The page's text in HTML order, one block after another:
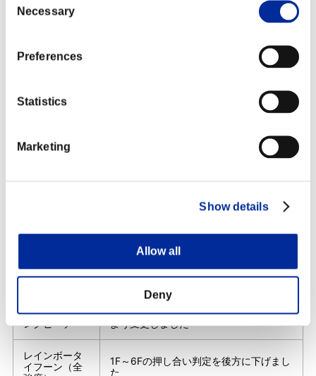
Selection
Necessary
Preferences
Statistics
Marketing
Show details
Allow all
Deny
しゃがみ弱K
②ヒット・ガード時は1F後に押し合い判
1F～5Fの押し合い判定を後方に下げまし
①1F～5Fのキャラクターの中心軸が動
②1F～5Fの押し合い判定を後方に下げ
（キャラクターの見た目及び各種判定は
ティングピー
チ
た
EXシューティ
ングピーチ
1F目にキャラクターの中心軸が動かない
よう変更しました
レインボータ
イフーン（全
1F～6Fの押し合い判定を後方に下げまし
た